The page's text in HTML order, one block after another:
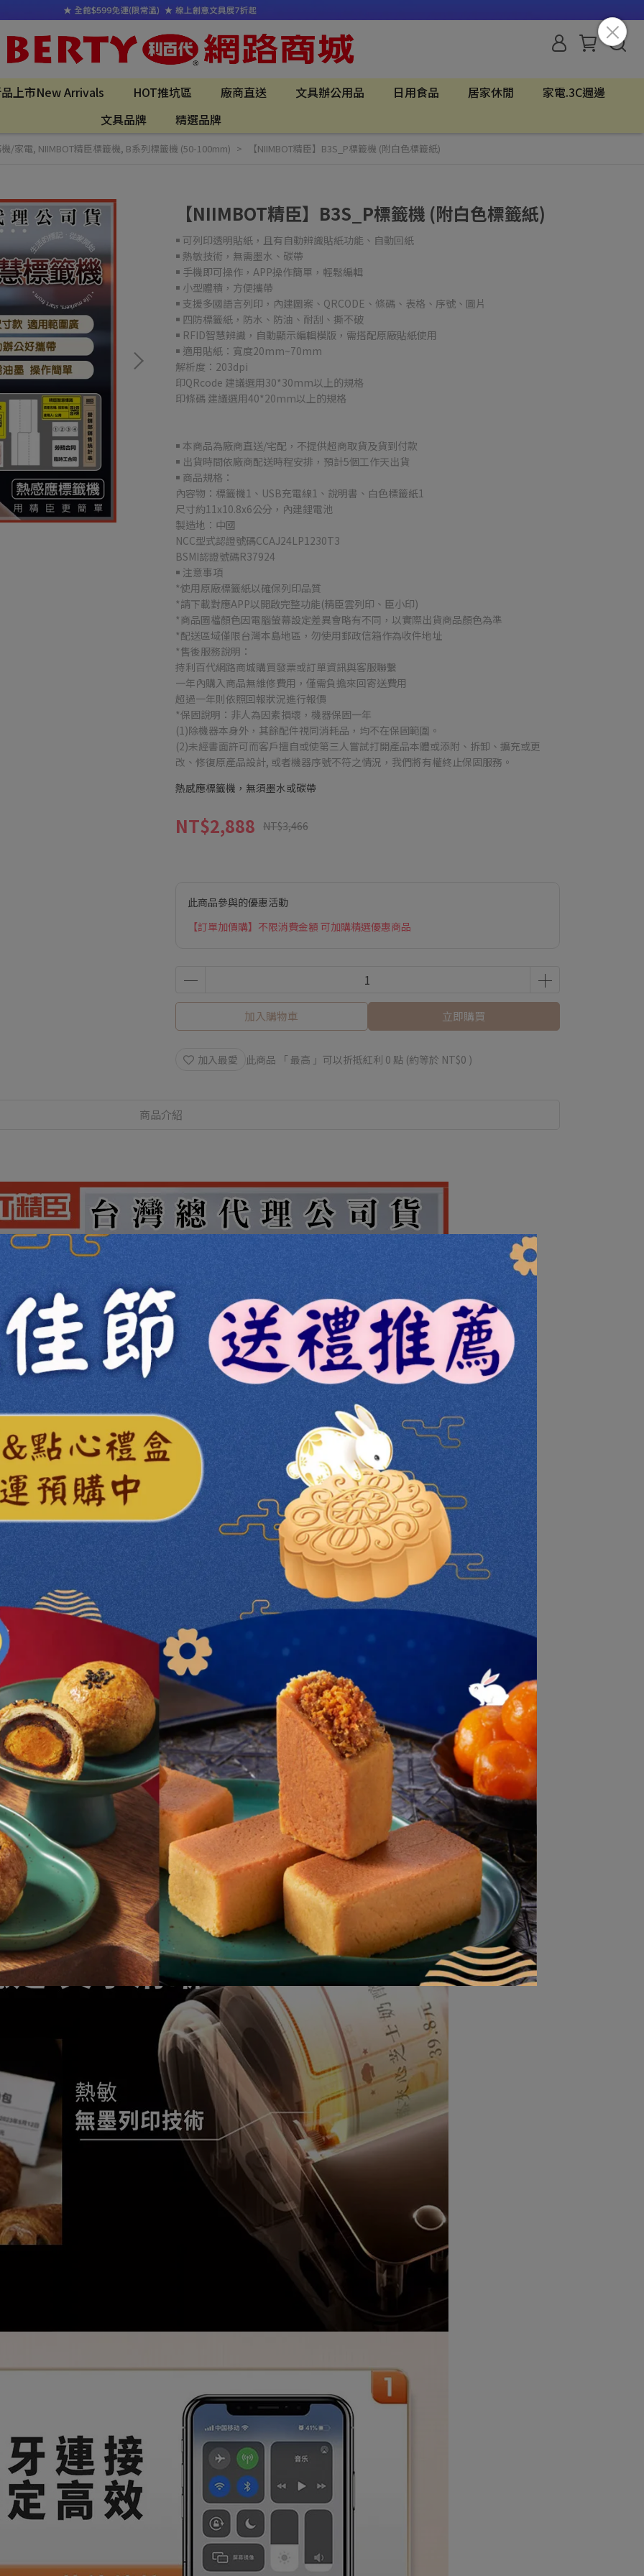
上市New Arrivals HOT推坑區 廠商直送 文具辦公用品 日用食品 居家休閒
家電.3C週邊
文具品牌
精選品牌
/家電, NIIMBOT精臣標籤機, B系列標籤機 (50-100mm) 【NIIMBOT精臣】B3S_P標籤機 (附白色標籤紙)
【NIIMBOT精臣】B3S_P標籤機 (附白色標籤紙)
￭ 可列印透明貼紙，且有自動辨識貼紙功能、自動回紙
￭ 熱敏技術，無需墨水、碳帶
￭ 手機即可操作，APP操作簡單，輕鬆編輯
￭ 小型體積，方便攜帶
￭ 支援多國語言列印，內建圖案、QRCODE、條碼、表格、序號、圖片
￭ 四防標籤紙，防水、防油、耐刮、撕不破
￭ RFID智慧辨識，自動顯示編輯模版，需搭配原廠貼紙使用
￭ 適用貼紙：寬度20mm~70mm
解析度：203dpi
印QRcode 建議選用30*30mm以上的規格
印條碼 建議選用40*20mm以上的規格
￭ 本商品為廠商直送/宅配，不提供超商取貨及貨到付款
￭ 出貨時間依廠商配送時程安排，預計5個工作天出貨
￭ 商品規格：
內容物：標籤機1、USB充電線1、說明書、白色標籤紙1
尺寸約11x10.8x6公分，內建鋰電池
製造地：中國
NCC型式認證號碼CCAJ24LP1230T3
BSMI認證號碼R37924
￭ 注意事項
*使用原廠標籤紙以確保列印品質
*請下載對應APP以開啟完整功能(精臣雲列印、臣小印)
*商品圖檔顏色因電腦螢幕設定差異會略有不同，以實際出貨商品顏色為準
*配送區域僅限台灣本島地區，勿使用郵政信箱作為收件地址
*售後服務說明：
持利百代網路商城購買發票或訂單資訊與客服聯繫
一年內購入商品無維修費用，僅需負擔來回寄送費用
超過一年則依照回報狀況進行報價
*保固說明：非人為因素損壞，機器保固一年
(1)除機器本身外，其餘配件視同消耗品，均不在保固範圍。
(2)未經書面許可而客戶擅自或使第三人嘗試打開產品本體或添附、拆卸、擴充或更
改、修復原產品設計, 或者機器序號不符之情況，我們將有權終止保固服務。
熱感應標籤機，無須墨水或碳帶
NT$2,888 NT$3,466
此商品參與的優惠活動
【訂單加價購】不限消費金額 可加購精選優惠商品
加入購物車 立即購買
加入最愛 此商品 「 最高 」可以折抵紅利 0 點 (約等於 NT$0 )
商品介紹